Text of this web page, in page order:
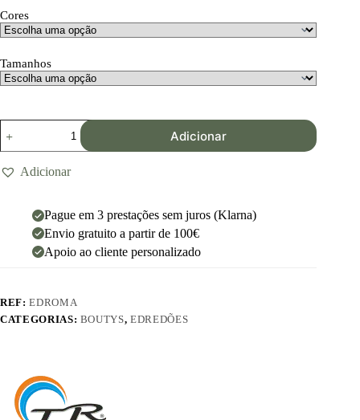
Cores
Tamanhos
Adicionar
Adicionar
Pague em 3 prestações sem juros (Klarna)
Envio gratuito a partir de 100€
Apoio ao cliente personalizado
REF:EDROMA
CATEGORIAS: BOUTYS,EDREDÕES